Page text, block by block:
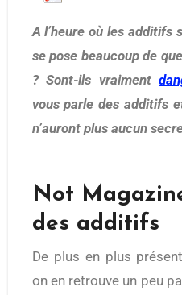
A l’heure où les additifs sont montrés du doigt, on
se pose beaucoup de
? Sont-ils vraiment
vous parle des additifs
n’auront plus aucun
Not
des additifs
De plus en plus présents dans notre quotidien,
on en retrouve un peu